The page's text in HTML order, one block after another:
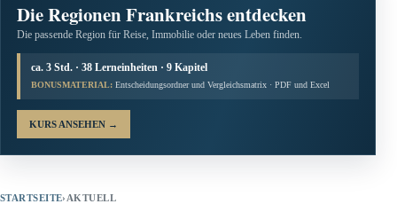
Die Regionen Frankreichs entdecken
Die passende Region für Reise, Immobilie oder neues Leben finden.
ca. 3 Std. · 38 Lerneinheiten · 9 Kapitel
BONUSMATERIAL: Entscheidungsordner und Vergleichsmatrix · PDF und Excel
KURS ANSEHEN →
STARTSEITE› AKTUELL